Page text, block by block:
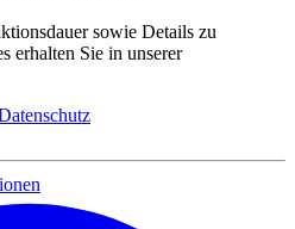
sowie Details zu
erhalten Sie in unserer